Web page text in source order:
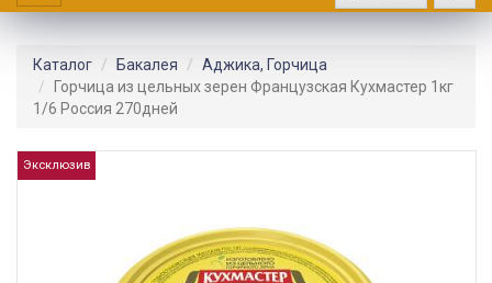
Каталог Бакалея
Аджика, Горчица
Горчица из цельных зерен Французская Кухмастер 1кг
1/6 Россия 270дней
Эксклюзив